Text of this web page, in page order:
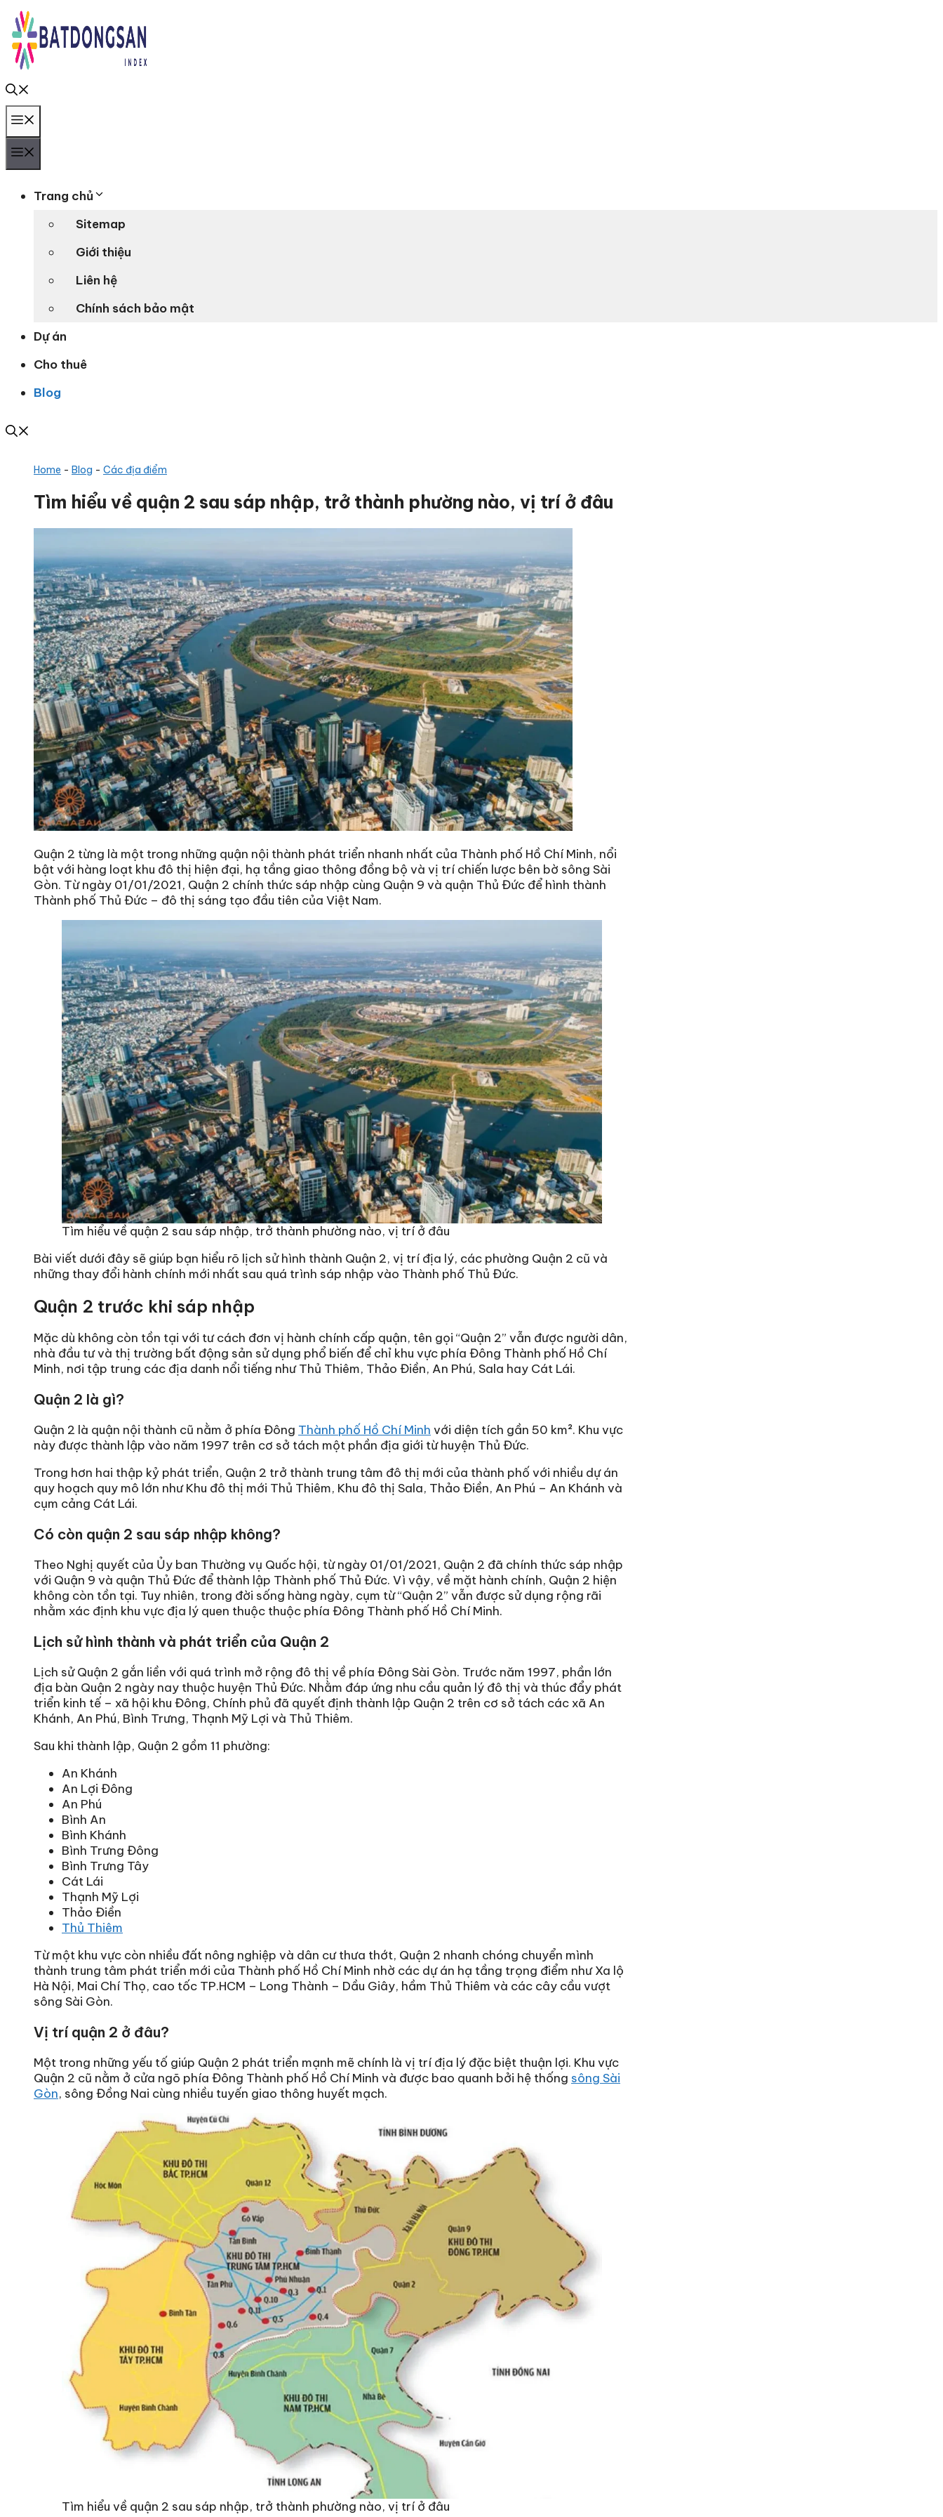
Chuyển
đến
nội
dung
Trang chủ
Sitemap
Giới thiệu
Liên hệ
Chính sách bảo mật
Dự án
Cho thuê
Blog
Home - Blog - Các địa điểm
Tìm hiểu về quận 2 sau sáp nhập, trở thành phường nào, vị trí ở đâu
Quận 2 từng là một trong những quận nội thành phát triển nhanh nhất của Thành phố Hồ Chí Minh, nổi
bật với hàng loạt khu đô thị hiện đại, hạ tầng giao thông đồng bộ và vị trí chiến lược bên bờ sông Sài
Gòn. Từ ngày 01/01/2021, Quận 2 chính thức sáp nhập cùng Quận 9 và quận Thủ Đức để hình thành
Thành phố Thủ Đức – đô thị sáng tạo đầu tiên của Việt Nam.
Tìm hiểu về quận 2 sau sáp nhập, trở thành phường nào, vị trí ở đâu
Bài viết dưới đây sẽ giúp bạn hiểu rõ lịch sử hình thành Quận 2, vị trí địa lý, các phường Quận 2 cũ và
những thay đổi hành chính mới nhất sau quá trình sáp nhập vào Thành phố Thủ Đức.
Quận 2 trước khi sáp nhập
Mặc dù không còn tồn tại với tư cách đơn vị hành chính cấp quận, tên gọi “Quận 2” vẫn được người dân,
nhà đầu tư và thị trường bất động sản sử dụng phổ biến để chỉ khu vực phía Đông Thành phố Hồ Chí
Minh, nơi tập trung các địa danh nổi tiếng như Thủ Thiêm, Thảo Điền, An Phú, Sala hay Cát Lái.
Quận 2 là gì?
Quận 2 là quận nội thành cũ nằm ở phía Đông Thành phố Hồ Chí Minh với diện tích gần 50 km². Khu vực
này được thành lập vào năm 1997 trên cơ sở tách một phần địa giới từ huyện Thủ Đức.
Trong hơn hai thập kỷ phát triển, Quận 2 trở thành trung tâm đô thị mới của thành phố với nhiều dự án
quy hoạch quy mô lớn như Khu đô thị mới Thủ Thiêm, Khu đô thị Sala, Thảo Điền, An Phú – An Khánh và
cụm cảng Cát Lái.
Có còn quận 2 sau sáp nhập không?
Theo Nghị quyết của Ủy ban Thường vụ Quốc hội, từ ngày 01/01/2021, Quận 2 đã chính thức sáp nhập
với Quận 9 và quận Thủ Đức để thành lập Thành phố Thủ Đức. Vì vậy, về mặt hành chính, Quận 2 hiện
không còn tồn tại. Tuy nhiên, trong đời sống hàng ngày, cụm từ “Quận 2” vẫn được sử dụng rộng rãi
nhằm xác định khu vực địa lý quen thuộc thuộc phía Đông Thành phố Hồ Chí Minh.
Lịch sử hình thành và phát triển của Quận 2
Lịch sử Quận 2 gắn liền với quá trình mở rộng đô thị về phía Đông Sài Gòn. Trước năm 1997, phần lớn
địa bàn Quận 2 ngày nay thuộc huyện Thủ Đức. Nhằm đáp ứng nhu cầu quản lý đô thị và thúc đẩy phát
triển kinh tế – xã hội khu Đông, Chính phủ đã quyết định thành lập Quận 2 trên cơ sở tách các xã An
Khánh, An Phú, Bình Trưng, Thạnh Mỹ Lợi và Thủ Thiêm.
Sau khi thành lập, Quận 2 gồm 11 phường:
An Khánh
An Lợi Đông
An Phú
Bình An
Bình Khánh
Bình Trưng Đông
Bình Trưng Tây
Cát Lái
Thạnh Mỹ Lợi
Thảo Điền
Thủ Thiêm
Từ một khu vực còn nhiều đất nông nghiệp và dân cư thưa thớt, Quận 2 nhanh chóng chuyển mình
thành trung tâm phát triển mới của Thành phố Hồ Chí Minh nhờ các dự án hạ tầng trọng điểm như Xa lộ
Hà Nội, Mai Chí Thọ, cao tốc TP.HCM – Long Thành – Dầu Giây, hầm Thủ Thiêm và các cây cầu vượt
sông Sài Gòn.
Vị trí quận 2 ở đâu?
Một trong những yếu tố giúp Quận 2 phát triển mạnh mẽ chính là vị trí địa lý đặc biệt thuận lợi. Khu vực
Quận 2 cũ nằm ở cửa ngõ phía Đông Thành phố Hồ Chí Minh và được bao quanh bởi hệ thống sông Sài
Gòn, sông Đồng Nai cùng nhiều tuyến giao thông huyết mạch.
Tìm hiểu về quận 2 sau sáp nhập, trở thành phường nào, vị trí ở đâu